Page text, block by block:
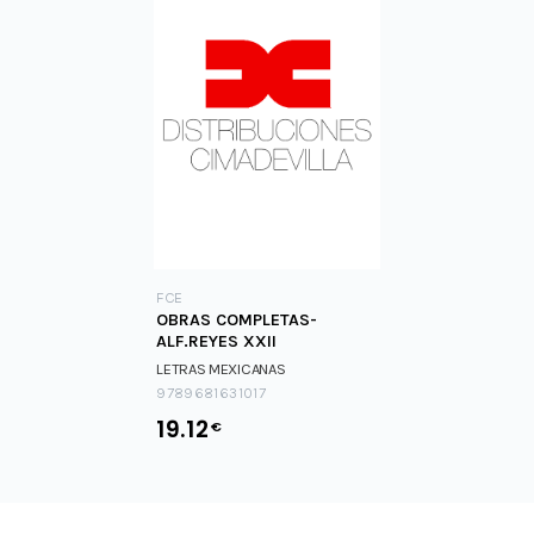
FCE
OBRAS COMPLETAS-
ALF.REYES XXII
LETRAS MEXICANAS
9789681631017
19.12€